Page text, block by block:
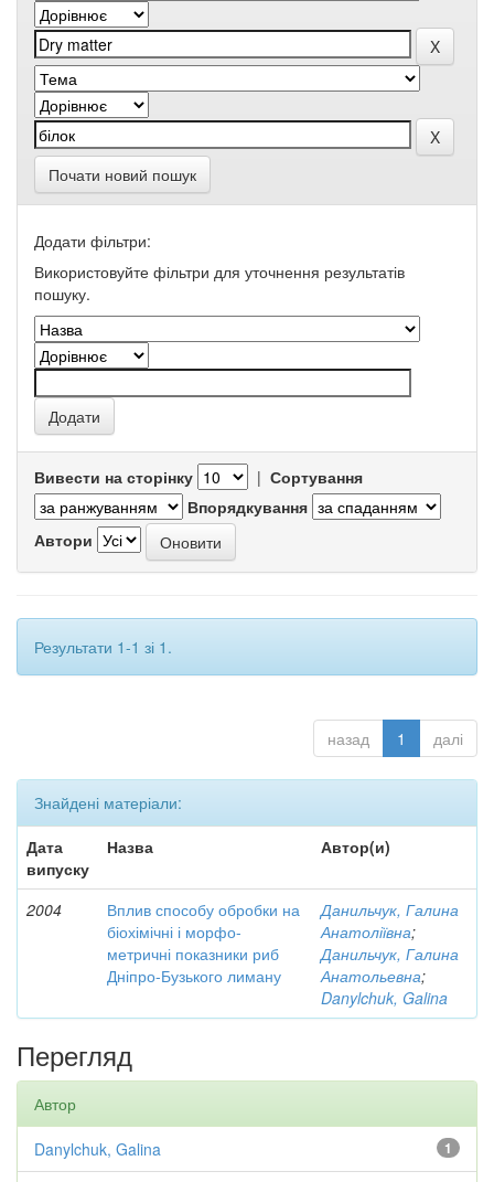
Почати новий пошук
Додати фільтри:
Використовуйте фільтри для уточнення результатів
пошуку.
Вивести на сторінку | Сортування
Впорядкування
Автори
Результати 1-1 зі 1.
назад 1 далі
Знайдені матеріали:
Дата
випуску
Назва Автор(и)
2004
Вплив способу обробки на
біохімічні і морфо-
метричні показники риб
Дніпро-Бузького лиману
Данильчук, Галина
Анатоліївна;
Данильчук, Галина
Анатольевна;
Danylchuk, Galina
Перегляд
Автор
1
Danylchuk, Galina